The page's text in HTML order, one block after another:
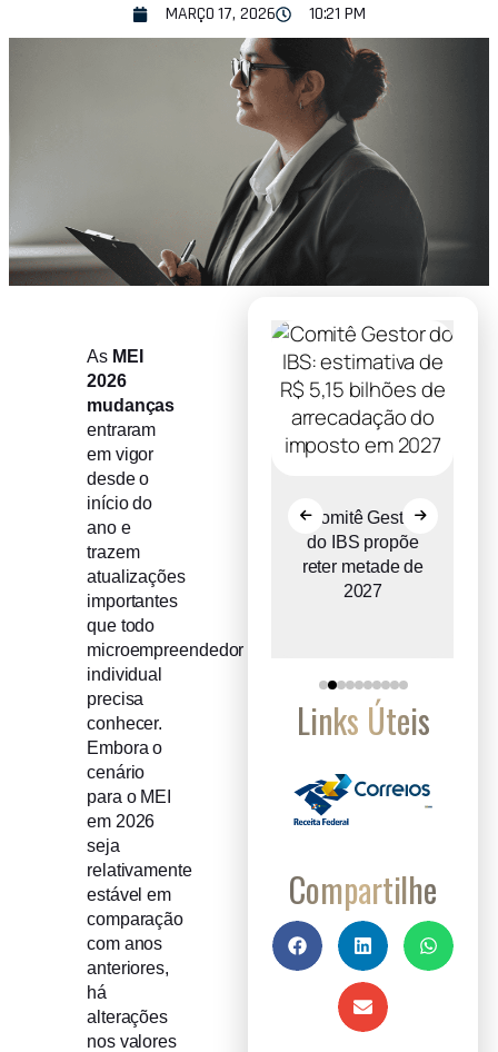
MARÇO 17, 2026 10:21 PM
As MEI
2026
mudanças
entraram
em vigor
desde o
início do
ano e
trazem
atualizações
importantes
que todo
microempreendedor
individual
precisa
conhecer.
Embora o
cenário
para o MEI
em 2026
seja
relativamente
estável em
comparação
com anos
anteriores,
há
alterações
nos valores
entre micro e
pequenas
empresas
Comitê Gestor
do IBS propõe
reter metade de
2027
Links Úteis
Compartilhe